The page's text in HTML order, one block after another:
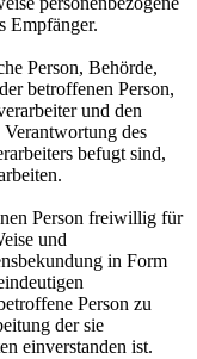
Empfänger.
Person, Behörde,
betroffenen Person,
und den
des
befugt sind,
Person freiwillig für
und
in Form
Person zu
der sie
einverstanden ist.